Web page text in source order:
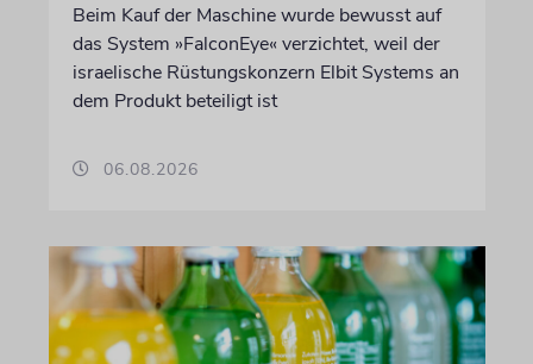
Beim Kauf der Maschine wurde bewusst auf
das System »FalconEye« verzichtet, weil der
israelische Rüstungskonzern Elbit Systems an
dem Produkt beteiligt ist
06.08.2026